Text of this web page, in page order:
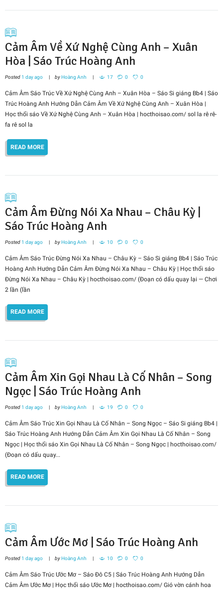
Cảm Âm Về Xứ Nghệ Cùng Anh – Xuân
Hòa | Sáo Trúc Hoàng Anh
Posted 1 day ago byHoàng Anh 17 0 0
Cảm Âm Sáo Trúc Về Xứ Nghệ Cùng Anh – Xuân Hòa – Sáo Si giáng Bb4 | Sáo
Trúc Hoàng Anh Hướng Dẫn Cảm Âm Về Xứ Nghệ Cùng Anh – Xuân Hòa |
Học thổi sáo Về Xứ Nghệ Cùng Anh – Xuân Hòa | hocthoisao.com/ sol la rê rê-
fa rê sol la
READ MORE
Cảm Âm Đừng Nói Xa Nhau – Châu Kỳ |
Sáo Trúc Hoàng Anh
Posted 1 day ago byHoàng Anh 10 0 0
Cảm Âm Sáo Trúc Đừng Nói Xa Nhau – Châu Kỳ – Sáo Si giáng Bb4 | Sáo Trúc
Hoàng Anh Hướng Dẫn Cảm Âm Đừng Nói Xa Nhau – Châu Kỳ | Học thổi sáo
Đừng Nói Xa Nhau – Châu Kỳ | hocthoisao.com/ (Đoạn có dấu quay lại — Chơi
2 lần (lần
READ MORE
Cảm Âm Xin Gọi Nhau Là Cố Nhân – Song
Ngọc | Sáo Trúc Hoàng Anh
Posted 1 day ago byHoàng Anh 19 0 0
Cảm Âm Sáo Trúc Xin Gọi Nhau Là Cố Nhân – Song Ngọc – Sáo Si giáng Bb4 |
Sáo Trúc Hoàng Anh Hướng Dẫn Cảm Âm Xin Gọi Nhau Là Cố Nhân – Song
Ngọc | Học thổi sáo Xin Gọi Nhau Là Cố Nhân – Song Ngọc | hocthoisao.com/
(Đoạn có dấu quay...
READ MORE
Cảm Âm Ước Mơ | Sáo Trúc Hoàng Anh
Posted 1 day ago byHoàng Anh 10 0 0
Cảm Âm Sáo Trúc Ước Mơ – Sáo Đô C5 | Sáo Trúc Hoàng Anh Hướng Dẫn
Cảm Âm Ước Mơ | Học thổi sáo Ước Mơ | hocthoisao.com/ Gió vờn cánh hoa